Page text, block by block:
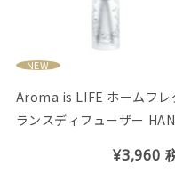
NEW
Aroma is LIFE ホームフレ
ランスディフューザー
¥3,960